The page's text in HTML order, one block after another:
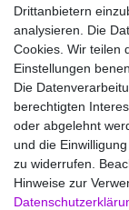
Aroma Selection
Service
Versandinfos
FAQs - Häufige
Wir versenden
Drittanbietern
analysieren. Die
Cookies. Wir teilen
Einstellungen
Die
berechtigten
oder abgelehnt
und die
zu widerrufen.
Hinweise zur